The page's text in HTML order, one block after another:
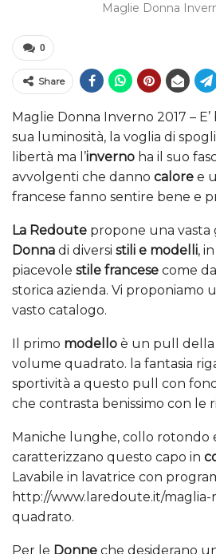
Maglie Donna
0
Share
Maglie Donna Inverno 2017 –
sua luminosità, la voglia di
libertà ma l’inverno ha il suo
avvolgenti che danno calore e
francese fanno sentire bene e
La Redoute propone una vasta
Donna di diversi stili e modelli,
piacevole stile francese come
storica azienda. Vi proponiamo
vasto catalogo.
Il primo modello è un pull della
volume quadrato. la fantasia
sportività a questo pull con
che contrasta benissimo con le
Maniche lunghe, collo rotondo
caratterizzano questo capo in
Lavabile in lavatrice con
http://www.laredoute.it/
quadrato.
Per le Donne che desiderano